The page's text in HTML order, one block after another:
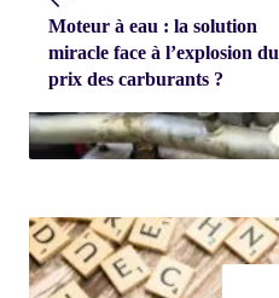
Moteur à eau : la solution
miracle face à l’explosion du
prix des carburants ?